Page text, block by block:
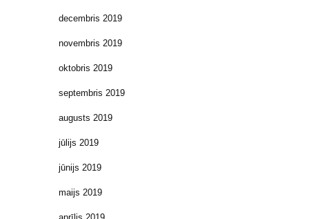
decembris 2019
novembris 2019
oktobris 2019
septembris 2019
augusts 2019
jūlijs 2019
jūnijs 2019
maijs 2019